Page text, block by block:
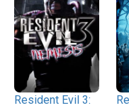
Resident Evil 3: